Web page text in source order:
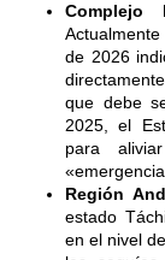
Complejo
de 2026
que debe
2025, el
para
Región
estado
en el nivel